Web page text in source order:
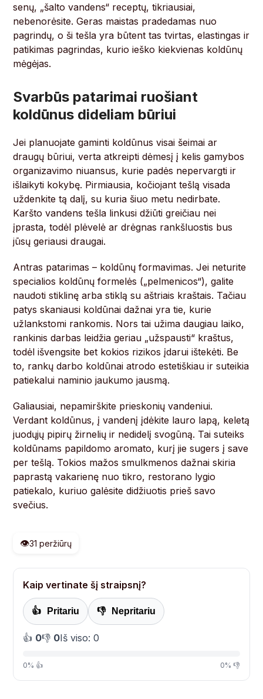
senų, „šalto vandens“ receptų, tikriausiai,
nebenorėsite. Geras maistas pradedamas nuo
pagrindų, o ši tešla yra būtent tas tvirtas, elastingas ir
patikimas pagrindas, kurio ieško kiekvienas koldūnų
mėgėjas.
Svarbūs patarimai ruošiant
koldūnus dideliam būriui
Jei planuojate gaminti koldūnus visai šeimai ar
draugų būriui, verta atkreipti dėmesį į kelis gamybos
organizavimo niuansus, kurie padės nepervargti ir
išlaikyti kokybę. Pirmiausia, kočiojant tešlą visada
uždenkite tą dalį, su kuria šiuo metu nedirbate.
Karšto vandens tešla linkusi džiūti greičiau nei
įprasta, todėl plėvelė ar drėgnas rankšluostis bus
jūsų geriausi draugai.
Antras patarimas – koldūnų formavimas. Jei neturite
specialios koldūnų formelės („pelmenicos“), galite
naudoti stiklinę arba stiklą su aštriais kraštais. Tačiau
patys skaniausi koldūnai dažnai yra tie, kurie
užlankstomi rankomis. Nors tai užima daugiau laiko,
rankinis darbas leidžia geriau „užspausti“ kraštus,
todėl išvengsite bet kokios rizikos įdarui ištekėti. Be
to, rankų darbo koldūnai atrodo estetiškiau ir suteikia
patiekalui naminio jaukumo jausmą.
Galiausiai, nepamirškite prieskonių vandeniui.
Verdant koldūnus, į vandenį įdėkite lauro lapą, keletą
juodųjų pipirų žirnelių ir nedidelį svogūną. Tai suteiks
koldūnams papildomo aromato, kurį jie sugers į save
per tešlą. Tokios mažos smulkmenos dažnai skiria
paprastą vakarienę nuo tikro, restorano lygio
patiekalo, kuriuo galėsite didžiuotis prieš savo
svečius.
👁️31 peržiūrų
Kaip vertinate šį straipsnį?
👍 Pritariu 👎 Nepritariu
👍 0👎 0Iš viso: 0
0% 👍 0% 👎